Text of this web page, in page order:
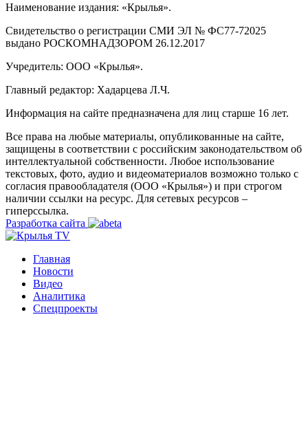
Наименование издания: «Крылья».
Свидетельство о регистрации СМИ ЭЛ № ФС77-72025
выдано РОСКОМНАДЗОРОМ 26.12.2017
Учредитель: ООО «Крылья».
Главный редактор: Хадарцева Л.Ч.
Информация на сайте предназначена для лиц старше 16 лет.
Все права на любые материалы, опубликованные на сайте,
защищены в соответствии с российским законодательством об
интеллектуальной собственности. Любое использование
текстовых, фото, аудио и видеоматериалов возможно только с
согласия правообладателя (ООО «Крылья») и при строгом
наличии ссылки на ресурс. Для сетевых ресурсов –
гиперссылка.
Разработка сайта
Главная
Новости
Видео
Аналитика
Спецпроекты